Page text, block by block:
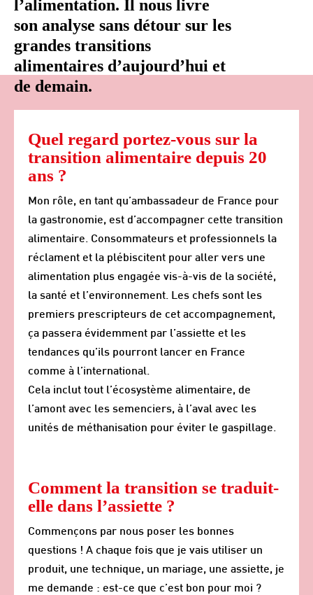
l’alimentation. Il nous livre
son analyse sans détour sur les
grandes transitions
alimentaires d’aujourd’hui et
de demain.
Quel regard portez-vous sur la
transition alimentaire depuis 20
ans ?
Mon rôle, en tant qu’ambassadeur de France pour
la gastronomie, est d’accompagner cette transition
alimentaire. Consommateurs et professionnels la
réclament et la plébiscitent pour aller vers une
alimentation plus engagée vis-à-vis de la société,
la santé et l’environnement. Les chefs sont les
premiers prescripteurs de cet accompagnement,
ça passera évidemment par l’assiette et les
tendances qu’ils pourront lancer en France
comme à l’international.
Cela inclut tout l’écosystème alimentaire, de
l’amont avec les semenciers, à l’aval avec les
unités de méthanisation pour éviter le gaspillage.
Comment la transition se traduit-
elle dans l’assiette ?
Commençons par nous poser les bonnes
questions ! A chaque fois que je vais utiliser un
produit, une technique, un mariage, une assiette, je
me demande : est-ce que c’est bon pour moi ?